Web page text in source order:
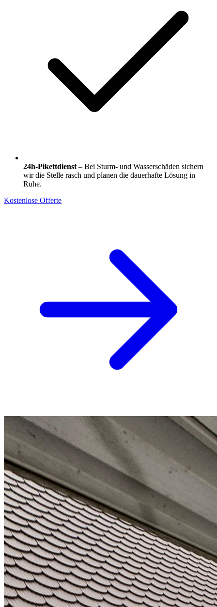
24h-Pikettdienst – Bei Sturm- und Wasserschäden sichern
wir die Stelle rasch und planen die dauerhafte Lösung in
Ruhe.
Kostenlose Offerte